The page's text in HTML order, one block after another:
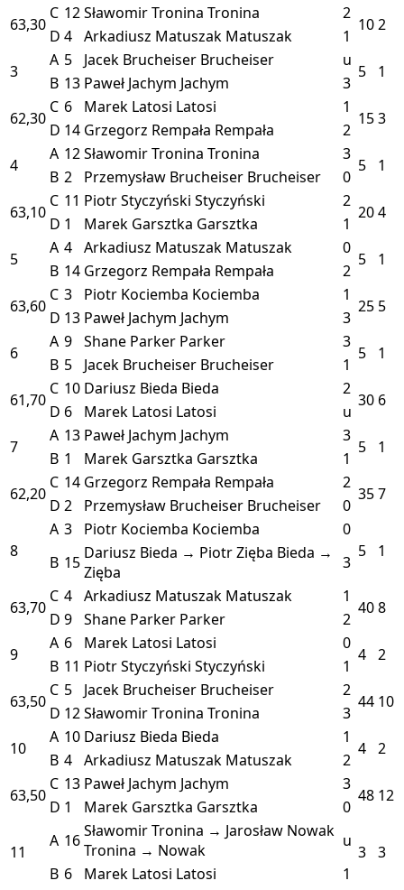
63,30
C 12Sławomir Tronina Tronina 2
102
D 4 Arkadiusz Matuszak Matuszak
1
3
A 5 Jacek Brucheiser Brucheiser u
5 1
B 13 Paweł Jachym Jachym
3
62,30
C 6 Marek Latosi Latosi 1
153
D 14 Grzegorz Rempała Rempała
2
4
A 12Sławomir Tronina Tronina 3
5 1
B 2 Przemysław Brucheiser Brucheiser
0
63,10
C 11 Piotr Styczyński Styczyński 2
204
D 1 Marek Garsztka Garsztka
1
5
A 4 Arkadiusz Matuszak Matuszak 0
5 1
B 14 Grzegorz Rempała Rempała
2
63,60
C 3 Piotr Kociemba Kociemba 1
25 5
D 13 Paweł Jachym Jachym
3
6
A 9 Shane Parker Parker 3
5 1
B 5 Jacek Brucheiser Brucheiser
1
61,70
C 10 Dariusz Bieda Bieda 2
30 6
D 6 Marek Latosi Latosi
u
7
A 13 Paweł Jachym Jachym 3
5 1
B 1 Marek Garsztka Garsztka
1
62,20
C 14 Grzegorz Rempała Rempała 2
357
D 2 Przemysław Brucheiser Brucheiser 0
8
A 3 Piotr Kociemba Kociemba
0
5
1
B 15 Dariusz Bieda → Piotr Zięba Bieda →
Zięba
3
63,70
C 4 Arkadiusz Matuszak Matuszak 1
408
D 9 Shane Parker Parker
2
9
A 6 Marek Latosi Latosi 0
4 2
B 11 Piotr Styczyński Styczyński
1
63,50
C 5 Jacek Brucheiser Brucheiser 2
44 10
D 12Sławomir Tronina Tronina
3
10
A 10 Dariusz Bieda Bieda 1
4 2
B 4 Arkadiusz Matuszak Matuszak
2
63,50
C 13 Paweł Jachym Jachym 3
48 12
D 1 Marek Garsztka Garsztka 0
11
A 16Sławomir Tronina → Jarosław Nowak
Tronina → Nowak
u
3 3
B 6 Marek Latosi Latosi
1